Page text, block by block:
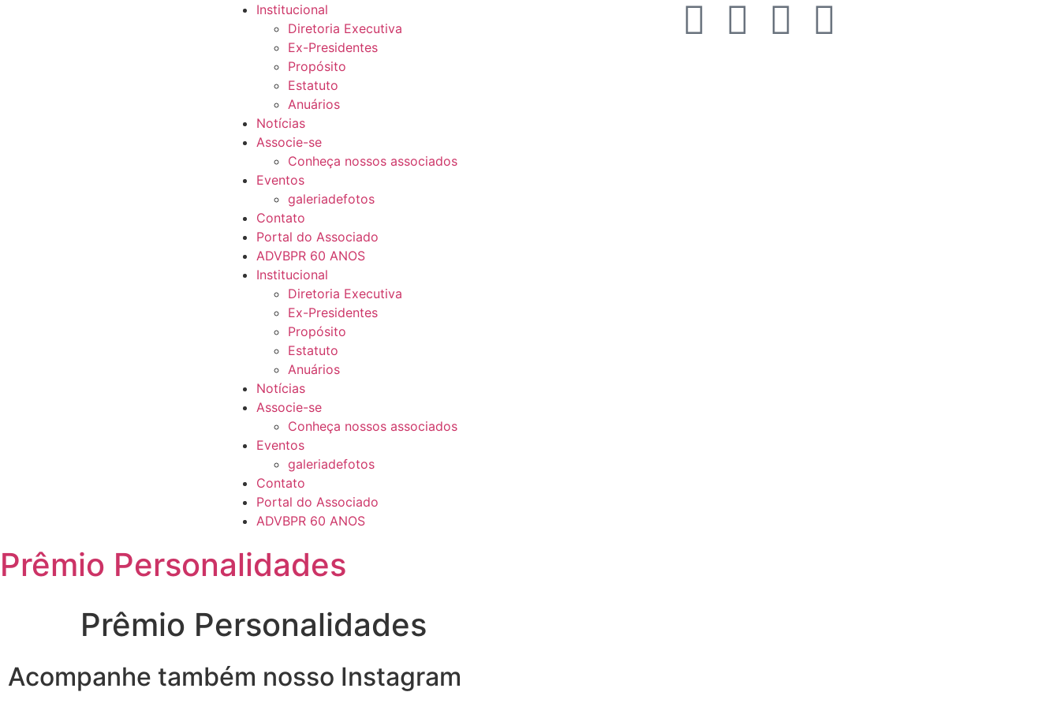
Institucional
Diretoria Executiva
Ex-Presidentes
Propósito
Estatuto
Anuários
Notícias
Associe-se
Conheça nossos associados
Eventos
galeriadefotos
Contato
Portal do Associado
ADVBPR 60 ANOS
Institucional
Diretoria Executiva
Ex-Presidentes
Propósito
Estatuto
Anuários
Notícias
Associe-se
Conheça nossos associados
Eventos
galeriadefotos
Contato
Portal do Associado
ADVBPR 60 ANOS
Prêmio Personalidades
Prêmio Personalidades
Acompanhe também nosso Instagram